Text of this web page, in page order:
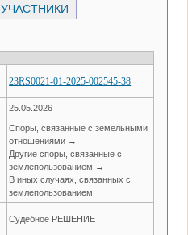
УЧАСТНИКИ
23RS0021-01-2025-002545-38
25.05.2026
Споры, связанные с земельными
отношениями →
Другие споры, связанные с
землепользованием →
В иных случаях, связанных с
землепользованием
Судебное РЕШЕНИЕ